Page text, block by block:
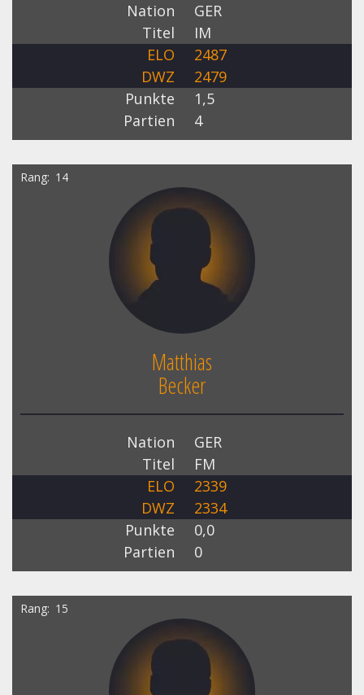
Nation
GER
Titel
IM
ELO
2487
DWZ
2479
Punkte
1,5
Partien
4
Rang 14
Matthias
Becker
Nation
GER
Titel
FM
ELO
2339
DWZ
2334
Punkte
0,0
Partien
0
Rang 15